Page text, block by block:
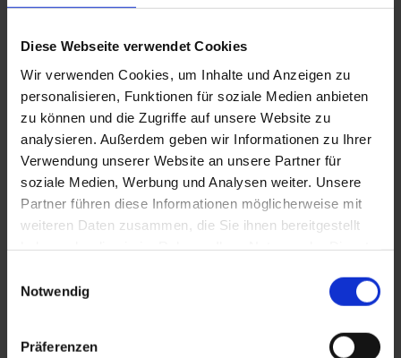
Diese Webseite verwendet Cookies
Wir verwenden Cookies, um Inhalte und Anzeigen zu
personalisieren, Funktionen für soziale Medien anbieten
zu können und die Zugriffe auf unsere Website zu
analysieren. Außerdem geben wir Informationen zu Ihrer
Verwendung unserer Website an unsere Partner für
soziale Medien, Werbung und Analysen weiter. Unsere
Partner führen diese Informationen möglicherweise mit
weiteren Daten zusammen, die Sie ihnen bereitgestellt
Notwendig
Präferenzen
Gastein Trail Etappe 6 – über die
Belle-Époque zurück ins Tal
berg/wandern
17.10.2018
Share
Etappen an sechs Tagen zieht er sich von Gipfel zu Gipfel und
Orte und lässt einen mehr und mehr verstehen, warum sich die